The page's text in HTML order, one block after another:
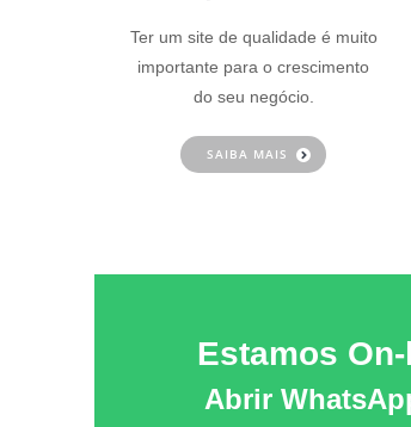
Ter um site de qualidade é muito
importante para o crescimento
do seu negócio.
SAIBA MAIS
Estamos
Abrir